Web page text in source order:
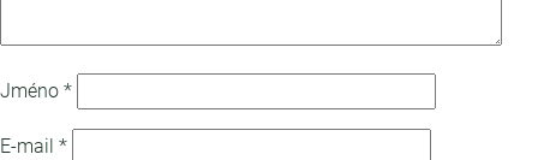
Jméno *
E-mail *